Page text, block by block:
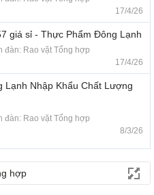
17/4/26
giá sỉ - Thực Phẩm Đông Lạnh
đàn: Rao vặt Tổng hợp
17/4/26
Nhập Khẩu Chất Lượng
đàn: Rao vặt Tổng hợp
8/3/26
hợp